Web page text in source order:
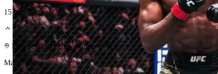
Laboratorio Técnico
15 ago 2026
Philadelphia, Pennsylvania, U.S.
Main Event